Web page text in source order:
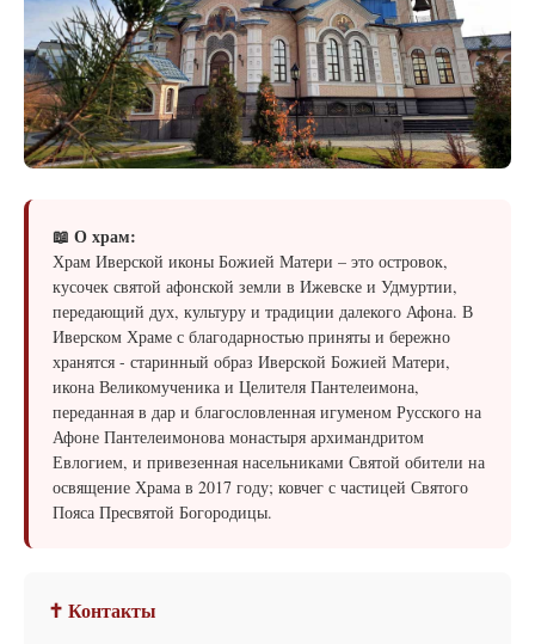
📖 О храм:
Храм Иверской иконы Божией Матери – это островок,
кусочек святой афонской земли в Ижевске и Удмуртии,
передающий дух, культуру и традиции далекого Афона. В
Иверском Храме с благодарностью приняты и бережно
хранятся - старинный образ Иверской Божией Матери,
икона Великомученика и Целителя Пантелеимона,
переданная в дар и благословленная игуменом Русского на
Афоне Пантелеимонова монастыря архимандритом
Евлогием, и привезенная насельниками Святой обители на
освящение Храма в 2017 году; ковчег с частицей Святого
Пояса Пресвятой Богородицы.
✝ Контакты